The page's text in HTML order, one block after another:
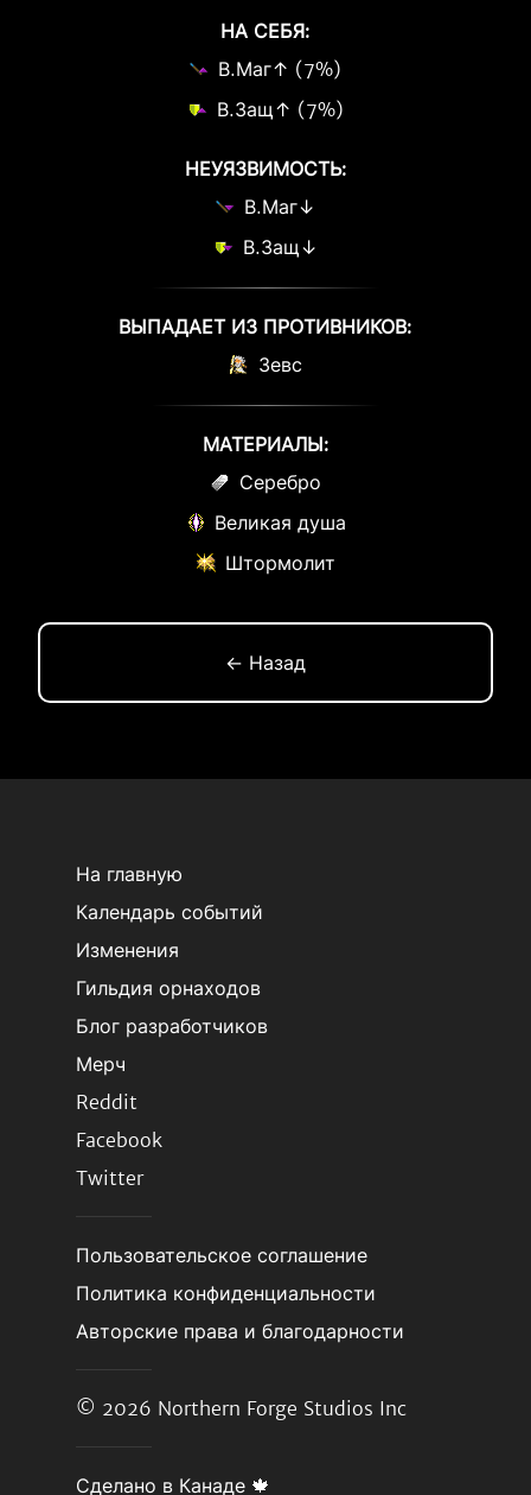
НА СЕБЯ:
В.Маг↑ (7%)
В.Защ↑ (7%)
НЕУЯЗВИМОСТЬ:
В.Маг↓
В.Защ↓
ВЫПАДАЕТ ИЗ ПРОТИВНИКОВ:
Зевс
МАТЕРИАЛЫ:
Серебро
Великая душа
Штормолит
← Назад
На главную
Календарь событий
Изменения
Гильдия орнаходов
Блог разработчиков
Мерч
Reddit
Facebook
Twitter
Пользовательское соглашение
Политика конфиденциальности
Авторские права и благодарности
© 2026 Northern Forge Studios Inc
Сделано в Канаде 🍁